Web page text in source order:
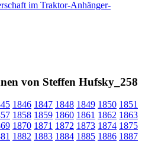
von Steffen Hufsky_258
1846 1847 1848 1849 1850 1851
1858 1859 1860 1861 1862 1863
1870 1871 1872 1873 1874 1875
1882 1883 1884 1885 1886 1887